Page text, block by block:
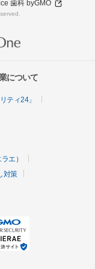
歯科 byGMO
について
ティ24」
エ）
対策